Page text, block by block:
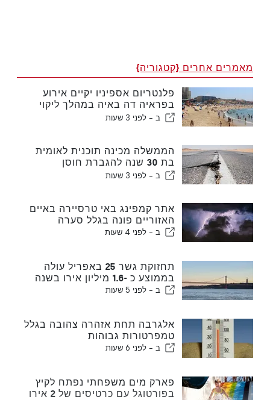
מאמרים אחרים {קטגוריה}
פלנטריום אספיניו יקיים אירוע
בפראיה דה באיה במהלך ליקוי
החמה בפורטוגל
ב - לפני 3 שעות
הממשלה מכינה תוכנית לאומית
בת 30 שנה להגברת חוסן
פורטוגל נגד רעידות אדמה גדולות
ב - לפני 3 שעות
אתר קמפינג באי טרסיירה באיים
האזוריים פונה בגלל סערה
ב - לפני 4 שעות
תחזוקת גשר 25 באפריל עולה
בממוצע כ -1.6 מיליון אירו בשנה
ב - לפני 5 שעות
אלגרבה תחת אזהרה צהובה בגלל
טמפרטורות גבוהות
ב - לפני 6 שעות
פארק מים משפחתי נפתח לקיץ
בפורטוגל עם כרטיסים של 2 אירו